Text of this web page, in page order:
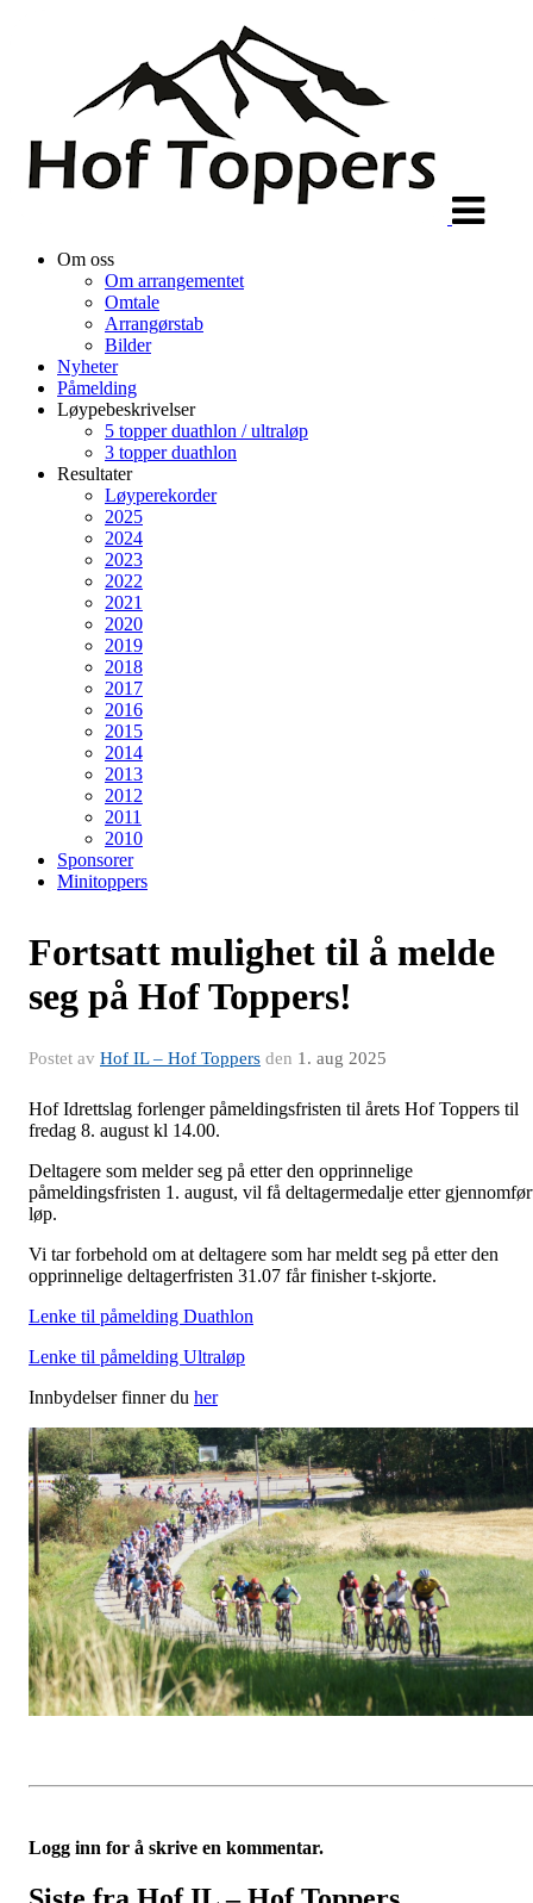
Om oss
Om arrangementet
Omtale
Arrangørstab
Bilder
Nyheter
Påmelding
Løypebeskrivelser
5 topper duathlon / ultraløp
3 topper duathlon
Resultater
Løyperekorder
2025
2024
2023
2022
2021
2020
2019
2018
2017
2016
2015
2014
2013
2012
2011
2010
Sponsorer
Minitoppers
Fortsatt mulighet til å melde
seg på Hof Toppers!
Postet av Hof IL – Hof Toppers den 1. aug 2025
Hof Idrettslag forlenger påmeldingsfristen til årets Hof Toppers til
fredag 8. august kl 14.00.
Deltagere som melder seg på etter den opprinnelige
påmeldingsfristen 1. august, vil få deltagermedalje etter
løp.
Vi tar forbehold om at deltagere som har meldt seg på etter den
opprinnelige deltagerfristen 31.07 får finisher t-skjorte.
Lenke til påmelding Duathlon
Lenke til påmelding Ultraløp
Innbydelser finner du her
Logg inn for å skrive en kommentar.